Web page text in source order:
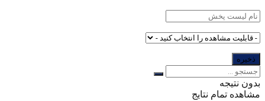
بدون نتیجه
مشاهده تمام نتایج